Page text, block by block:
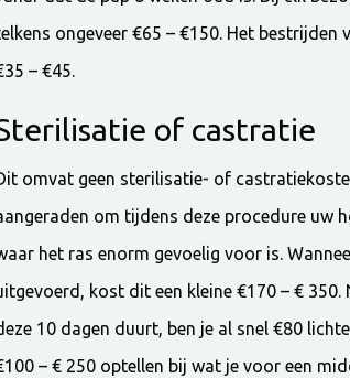
ongeveer €65 – €150. Het
– €45.
of castratie
omvat geen sterilisatie- of
om tijdens deze procedure uw
het ras enorm gevoelig voor is.
kost dit een kleine €170 – €
10 dagen duurt, ben je al snel €80
– € 250 optellen bij wat je voor een